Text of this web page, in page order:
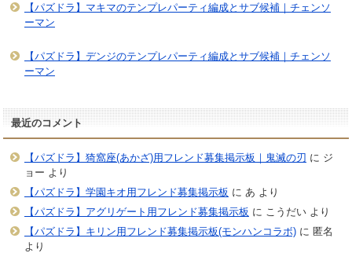
【パズドラ】マキマのテンプレパーティ編成とサブ候補｜チェンソ
ーマン
【パズドラ】デンジのテンプレパーティ編成とサブ候補｜チェンソ
ーマン
最近のコメント
【パズドラ】猗窩座(あかざ)用フレンド募集掲示板｜鬼滅の刃 に ジ
ョー より
【パズドラ】学園キオ用フレンド募集掲示板 に あ より
【パズドラ】アグリゲート用フレンド募集掲示板 に こうだいより
【パズドラ】キリン用フレンド募集掲示板(モンハンコラボ)に 匿名
より